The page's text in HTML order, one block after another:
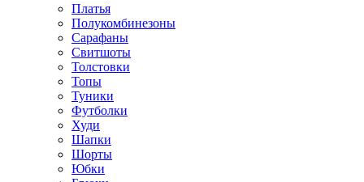
Платья
Полукомбинезоны
Сарафаны
Свитшоты
Толстовки
Топы
Туники
Футболки
Худи
Шапки
Шорты
Юбки